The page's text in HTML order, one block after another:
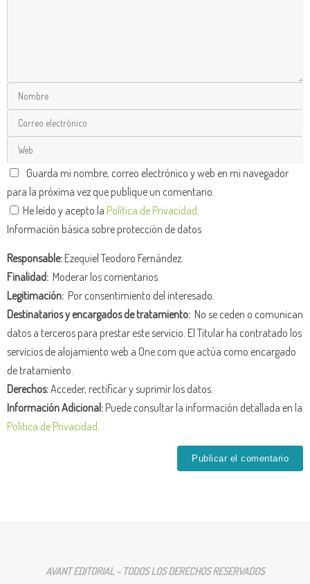
Guarda mi nombre, correo electrónico y web en mi navegador
para la próxima vez que publique un comentario.
He leído y acepto la Política de Privacidad
Información básica sobre protección de datos
Responsable:Ezequiel Teodoro Fernández.
Finalidad: Moderar los comentarios.
Legitimación: Por consentimiento del interesado.
Destinatarios y encargados de tratamiento: No se ceden o comunican
datos a terceros para prestar este servicio. El Titular ha contratado los
servicios de alojamiento web a One.com que actúa como encargado
de tratamiento.
Derechos:Acceder, rectificar y suprimir los datos.
Información Adicional:Puede consultar la información detallada en la
Política de Privacidad
AVANT EDITORIAL - TODOS LOS DERECHOS RESERVADOS